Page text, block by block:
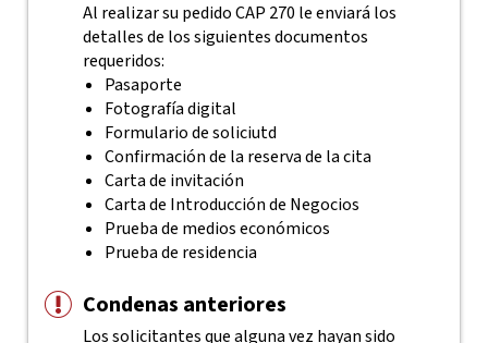
Al realizar su pedido CAP 270 le enviará los
detalles de los siguientes documentos
requeridos:
Pasaporte
Fotografía digital
Formulario de soliciutd
Confirmación de la reserva de la cita
Carta de invitación
Carta de Introducción de Negocios
Prueba de medios económicos
Prueba de residencia
Condenas anteriores
Los solicitantes que alguna vez hayan sido